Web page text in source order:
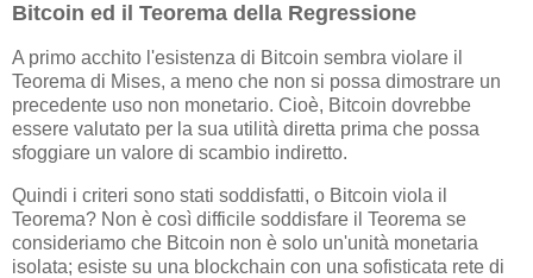
Bitcoin ed il Teorema della Regressione
A primo acchito l'esistenza di Bitcoin sembra violare il
Teorema di Mises, a meno che non si possa dimostrare un
precedente uso non monetario. Cioè, Bitcoin dovrebbe
essere valutato per la sua utilità diretta prima che possa
sfoggiare un valore di scambio indiretto.
Quindi i criteri sono stati soddisfatti, o Bitcoin viola il
Teorema? Non è così difficile soddisfare il Teorema se
consideriamo che Bitcoin non è solo un'unità monetaria
isolata; esiste su una blockchain con una sofisticata rete di